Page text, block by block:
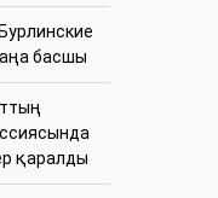
басшы
қаралды